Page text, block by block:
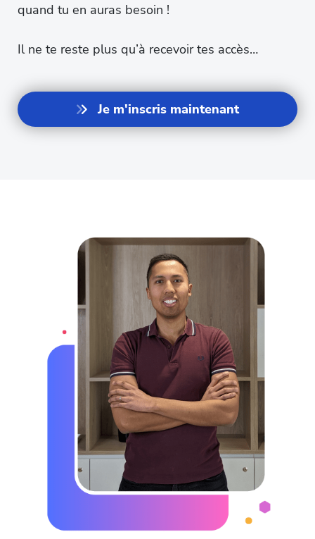
quand tu en auras besoin !
Il ne te reste plus qu’à recevoir tes accès…
Je m'inscris maintenant